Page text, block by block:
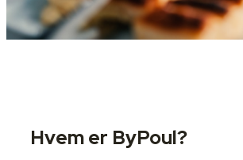
Hvem er ByPoul?